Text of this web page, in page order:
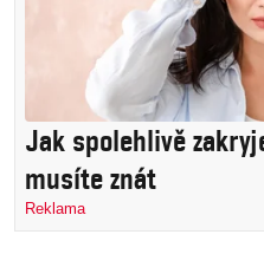
Jak spolehlivě
musíte znát
Reklama